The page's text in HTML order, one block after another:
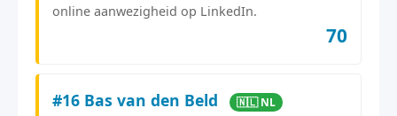
online aanwezigheid op LinkedIn.
70
#16 Bas van den Beld 🇳🇱 NL